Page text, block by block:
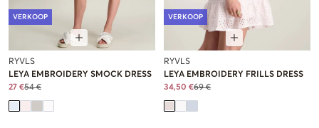
VERKOOP
RYVLS
LEYA EMBROIDERY SMOCK DRESS
27 €54 €
VERKOOP
RYVLS
LEYA EMBROIDERY FRILLS DRESS
34,50 €69 €